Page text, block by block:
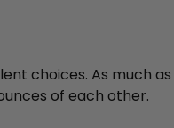
choices. As much as
of each other.